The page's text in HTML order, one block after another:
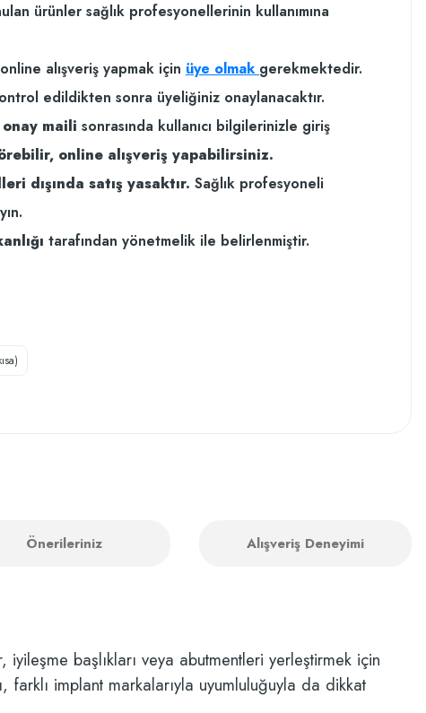
ürünler sağlık profesyonellerinin kullanımına
alışveriş yapmak için üye olmak gerekmektedir.
edildikten sonra üyeliğiniz onaylanacaktır.
onay maili sonrasında kullanıcı bilgilerinizle giriş
online alışveriş yapabilirsiniz.
dışında satış yasaktır. Sağlık profesyoneli
tarafından yönetmelik ile belirlenmiştir.
Önerileriniz Alışveriş Deneyimi
başlıkları veya abutmentleri yerleştirmek için
farklı implant markalarıyla uyumluluğuyla da dikkat